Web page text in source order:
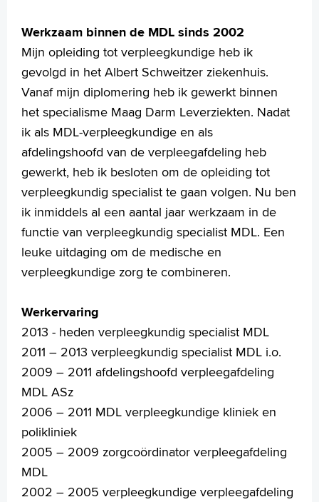
Veelgestelde vragen
Uw dossier inzien?
Video's
Wachttijden
Folders
Handige links
Homepage
Praktische informatie
Specialismen
Werken en leren
Medewerkers
Contact
Wetenschappelijk onderzoek
Tekstgrootte A
Language
Werkzaam binnen de MDL sinds 2002
Mijn opleiding tot verpleegkundige heb ik
gevolgd in het Albert Schweitzer ziekenhuis.
Vanaf mijn diplomering heb ik gewerkt binnen
het specialisme Maag Darm Leverziekten. Nadat
ik als MDL-verpleegkundige en als
afdelingshoofd van de verpleegafdeling heb
gewerkt, heb ik besloten om de opleiding tot
verpleegkundig specialist te gaan volgen. Nu ben
ik inmiddels al een aantal jaar werkzaam in de
functie van verpleegkundig specialist MDL. Een
leuke uitdaging om de medische en
verpleegkundige zorg te combineren.
Werkervaring
2013 - heden verpleegkundig specialist MDL
2011 – 2013 verpleegkundig specialist MDL i.o.
2009 – 2011 afdelingshoofd verpleegafdeling
MDL ASz
2006 – 2011 MDL verpleegkundige kliniek en
polikliniek
2005 – 2009 zorgcoördinator verpleegafdeling
MDL
2002 – 2005 verpleegkundige verpleegafdeling